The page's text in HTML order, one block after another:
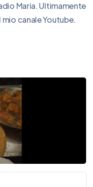
Maria. Ultimamente
canale Youtube.